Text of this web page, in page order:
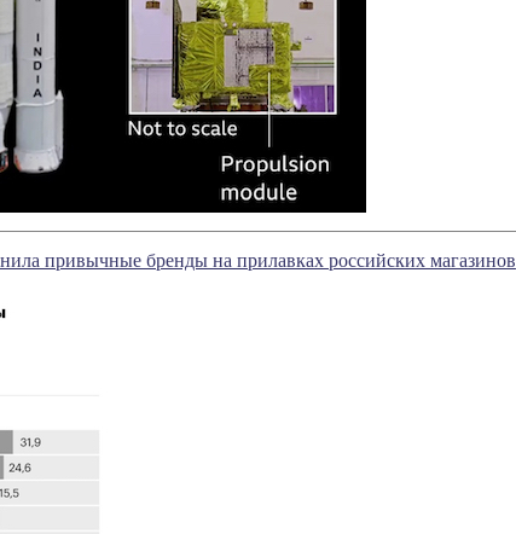
привычные бренды на прилавках российских магазинов